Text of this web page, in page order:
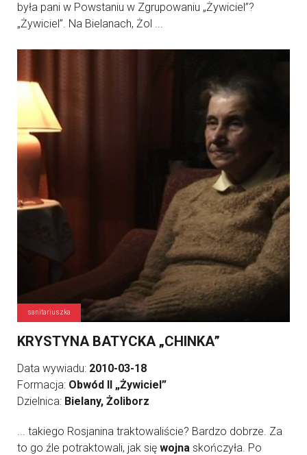
była pani w Powstaniu w Zgrupowaniu „Żywiciel”?
„Żywiciel”. Na Bielanach, Żol ...
sanitariuszka
KRYSTYNA BATYCKA „CHINKA”
Data wywiadu: 2010-03-18
Formacja: Obwód II „Żywiciel”
Dzielnica: Bielany, Żoliborz
... takiego Rosjanina traktowaliście? Bardzo dobrze. Za
to go źle potraktowali, jak się wojna skończyła. Po